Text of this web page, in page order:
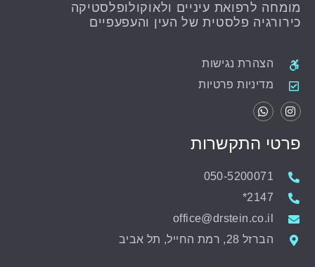
פרטי התקשרות
050-5200071
2147*
office@drstein.co.il
הברזל 28, רמת החייל, תל אביב‏
מומחה לרפואת עיניים ולאוקולופלסטיקה
כירורגיה פלסטית של העין והעפעפיים
הצהרת נגישות
מדיניות פרטיות